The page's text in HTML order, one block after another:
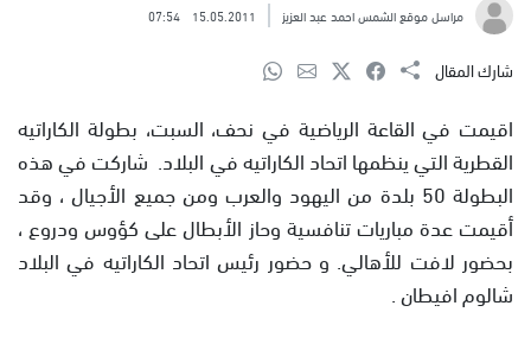
مراسل موقع الشمس احمد عبد العزيز 15.05.2011
07:54
شارك المقال
اقيمت في القاعة الرياضية في نحف، السبت، بطولة الكاراتيه
القطرية التي ينظمها اتحاد الكاراتيه في البلاد. شاركت في هذه
البطولة 50 بلدة من اليهود والعرب ومن جميع الأجيال ، وقد
أقيمت عدة مباريات تنافسية وحاز الأبطال على كؤوس ودروع ،
بحضور لافت للأهالي. و حضور رئيس اتحاد الكاراتيه في البلاد
شالوم افيطان .